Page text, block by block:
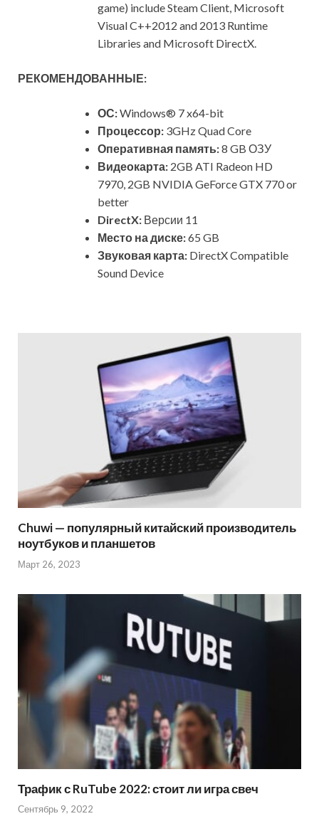
game) include Steam Client, Microsoft
Visual C++2012 and 2013 Runtime
Libraries and Microsoft DirectX.
РЕКОМЕНДОВАННЫЕ:
ОС:Windows® 7 x64-bit
Процессор: 3GHz Quad Core
Оперативная память:8 GB ОЗУ
Видеокарта: 2GB ATI Radeon HD
7970, 2GB NVIDIA GeForce GTX 770 or
better
DirectX: Версии 11
Место на диске:65 GB
Звуковая карта: DirectX Compatible
Sound Device
Chuwi — популярный китайский производитель
ноутбуков и планшетов
Март 26, 2023
Трафик с RuTube 2022: стоит ли игра свеч
Сентябрь 9, 2022